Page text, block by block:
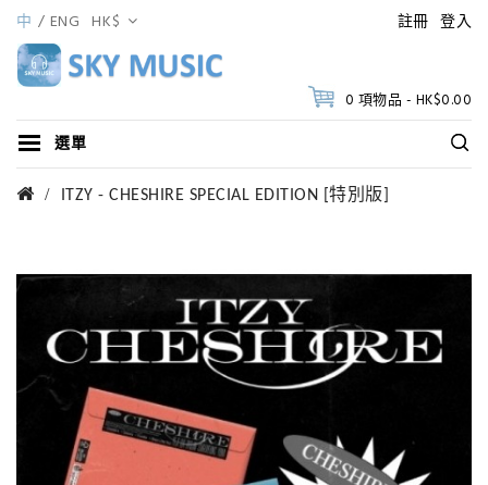
註冊 登入
中 ENG HK$
0 項物品 - HK$0.00
選單
ITZY - CHESHIRE SPECIAL EDITION [特別版]